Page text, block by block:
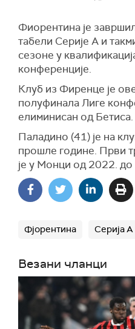
Фиорентина је
табели Серије А и
сезоне у
конференције.
Клуб из Фиренце је
полуфинала Лиге
елиминисан од Бетиса.
Паладино (41) је на
прошле године. Први
је у Монци од 2022.
Фјорентина Серија А
Везани чланци